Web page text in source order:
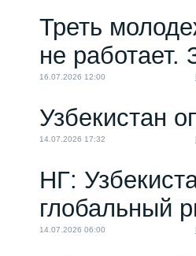
Треть
не работает.
16.07.2026 12:00
Узбекистан
14.07.2026 17:32
НГ:
глобальный
14.07.2026 06:00